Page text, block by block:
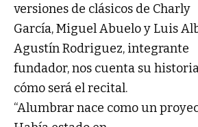
versiones de clásicos de Charly
García, Miguel Abuelo y Luis
Agustín Rodriguez, integrante
fundador, nos cuenta su
cómo será el recital.
“Alumbrar nace como un